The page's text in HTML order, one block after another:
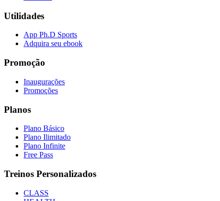
Utilidades
App Ph.D Sports
Adquira seu ebook
Promoção
Inaugurações
Promoções
Planos
Plano Básico
Plano Ilimitado
Plano Infinite
Free Pass
Treinos Personalizados
CLASS